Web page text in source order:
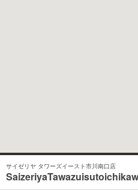
サイゼリヤ タワーズイースト市川南口店